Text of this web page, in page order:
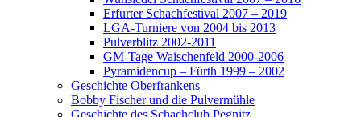
Erfurter Schachfestival 2007 – 2019
LGA-Turniere von 2004 bis 2013
Pulverblitz 2002-2011
GM-Tage Waischenfeld 2000-2006
Pyramidencup – Fürth 1999 – 2002
Geschichte Oberfrankens
Bobby Fischer und die Pulvermühle
Geschichte des Schachclub Pegnitz